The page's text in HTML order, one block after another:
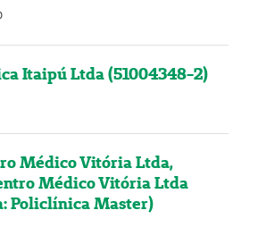
Itaipú Ltda (51004348-2)
Médico Vitória Ltda,
Médico Vitória Ltda
Policlínica Master)